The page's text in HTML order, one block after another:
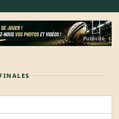
Publicité